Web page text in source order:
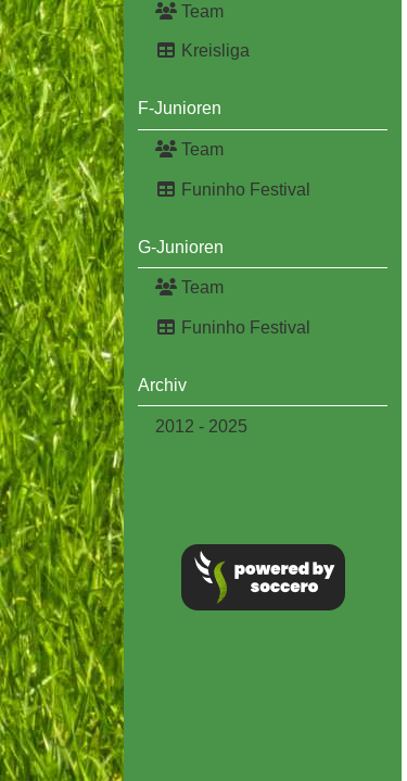
Team
Kreisliga
F-Junioren
Team
Funinho Festival
G-Junioren
Team
Funinho Festival
Archiv
2012 - 2025